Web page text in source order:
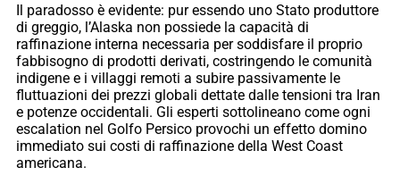
Il paradosso è evidente: pur essendo uno Stato produttore
di greggio, l’Alaska non possiede la capacità di
raffinazione interna necessaria per soddisfare il proprio
fabbisogno di prodotti derivati, costringendo le comunità
indigene e i villaggi remoti a subire passivamente le
fluttuazioni dei prezzi globali dettate dalle tensioni tra Iran
e potenze occidentali. Gli esperti sottolineano come ogni
escalation nel Golfo Persico provochi un effetto domino
immediato sui costi di raffinazione della West Coast
americana.